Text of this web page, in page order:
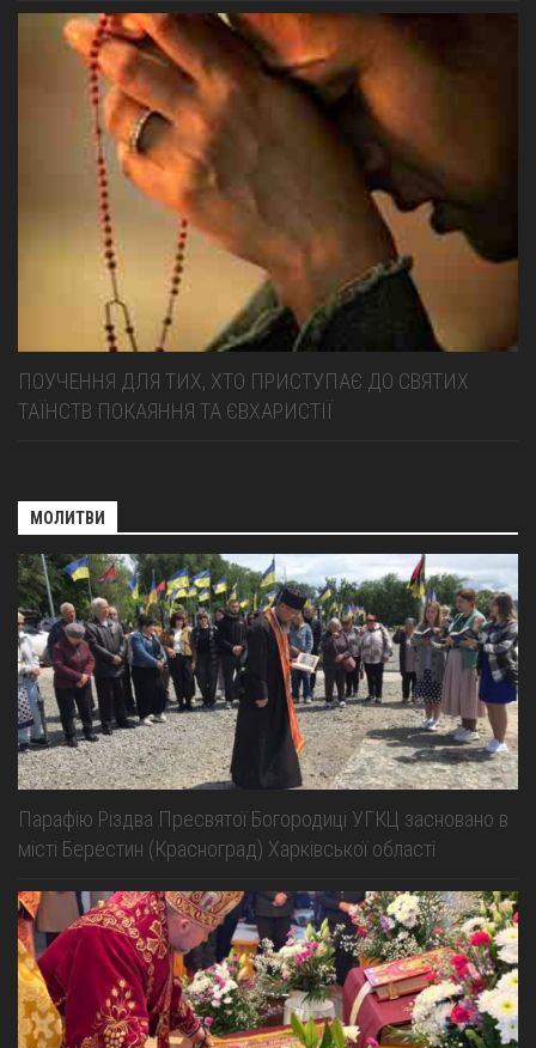
ПОУЧЕННЯ ДЛЯ ТИХ, ХТО ПРИСТУПАЄ ДО СВЯТИХ
ТАЇНСТВ ПОКАЯННЯ ТА ЄВХАРИСТІЇ
МОЛИТВИ
Парафію Різдва Пресвятої Богородиці УГКЦ засновано в
місті Берестин (Красноград) Харківської області